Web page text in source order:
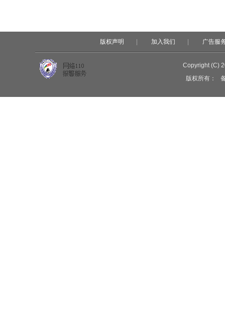
版权声明 | 加入我们 | 广告服
Copyright (C)
版权所有：